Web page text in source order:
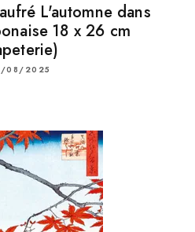
L'automne dans
18 x 26 cm
08/2025